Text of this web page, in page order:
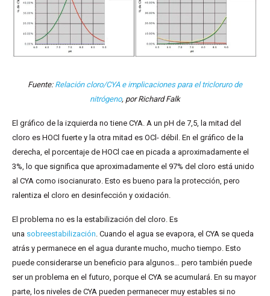
Fuente: Relación cloro/CYA e implicaciones para el tricloruro de
nitrógeno, por Richard Falk
El gráfico de la izquierda no tiene CYA. A un pH de 7,5, la mitad del
cloro es HOCl fuerte y la otra mitad es OCl- débil. En el gráfico de la
derecha, el porcentaje de HOCl cae en picada a aproximadamente el
3%, lo que significa que aproximadamente el 97% del cloro está unido
al CYA como isocianurato. Esto es bueno para la protección, pero
ralentiza el cloro en desinfección y oxidación.
El problema no es la estabilización del cloro. Es
una sobreestabilización. Cuando el agua se evapora, el CYA se queda
atrás y permanece en el agua durante mucho, mucho tiempo. Esto
puede considerarse un beneficio para algunos… pero también puede
ser un problema en el futuro, porque el CYA se acumulará. En su mayor
parte, los niveles de CYA pueden permanecer muy estables si no